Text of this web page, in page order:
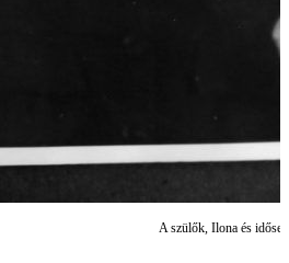
A szülők, Ilona és